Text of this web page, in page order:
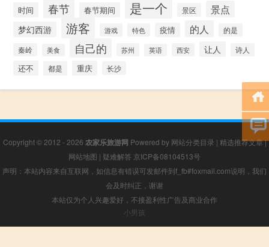
时间 春节 春节期间 是一个 景区 景点
梦幻西游 游客 游戏 特色 疫情 的人 的是
秦岭 美食 自己的 苏州 英语 西安 让人 诗人
还不 都是 重庆 长沙
Copyright © 2012 - 2026 农家乐旅游网 Powered by 网站分类目录 | 精选推荐文章|
网站地图 | 疑难解答 京ICP备08104513号
声明：本站内容来自互联网，如信息有错误可发邮件到f_fb#foxmail.com说明，我们
会及时纠正，谢谢
本站仅为个人兴趣爱好，不接盈利性广告及商业合作
小男孩